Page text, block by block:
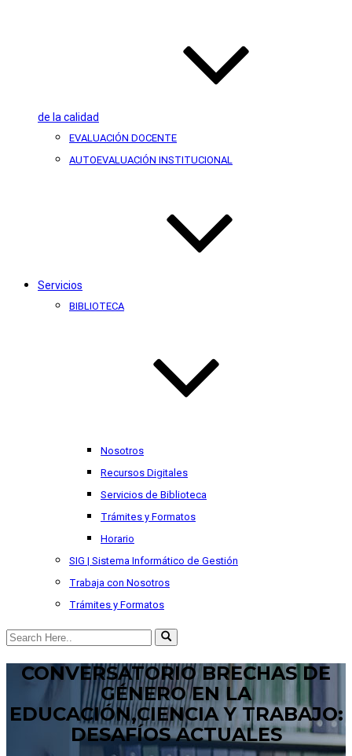
de la calidad
EVALUACIÓN DOCENTE
AUTOEVALUACIÓN INSTITUCIONAL
Servicios
BIBLIOTECA
Nosotros
Recursos Digitales
Servicios de Biblioteca
Trámites y Formatos
Horario
SIG | Sistema Informático de Gestión
Trabaja con Nosotros
Trámites y Formatos
CONVERSATORIO BRECHAS DE
GÉNERO EN LA
EDUCACIÓN,CIENCIA Y TRABAJO:
DESAFÍOS ACTUALES